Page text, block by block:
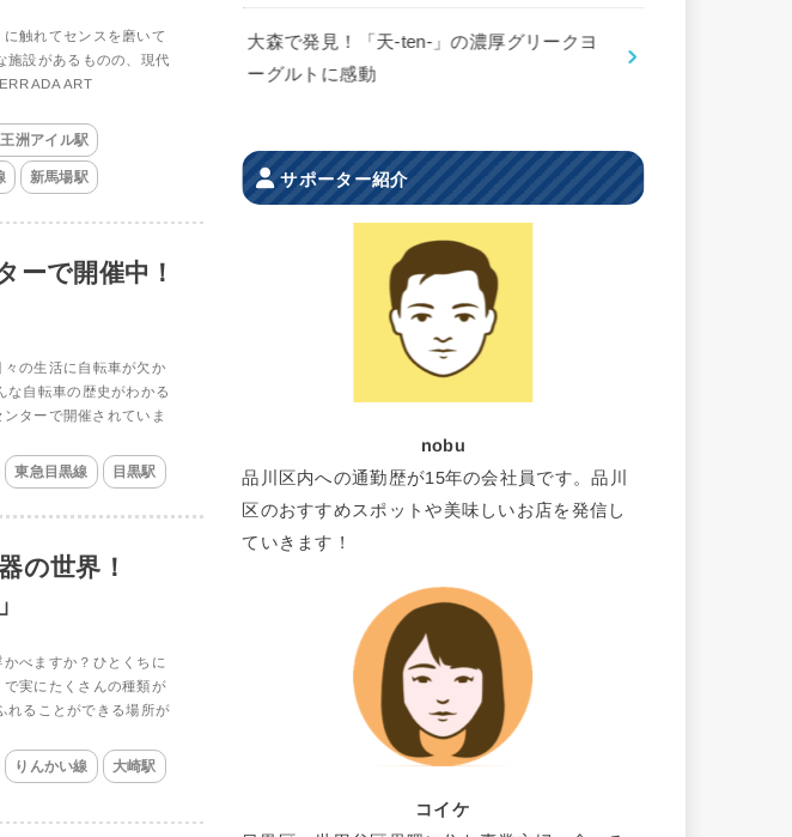
触れてセンスを磨いて
施設があるものの、現代
ART
洲アイル駅
新馬場駅
ーで開催中！
の生活に自転車が欠か
な自転車の歴史がわかる
ターで開催されていま
東急目黒線 目黒駅
の世界！
べますか？ひとくちに
実にたくさんの種類が
れることができる場所が
りんかい線 大崎駅
大森で発見！「天-ten-」の濃厚グリークヨ
ーグルトに感動
サポーター紹介
nobu
品川区内への通勤歴が15年の会社員です。品川
区のおすすめスポットや美味しいお店を発信し
ていきます！
コイケ